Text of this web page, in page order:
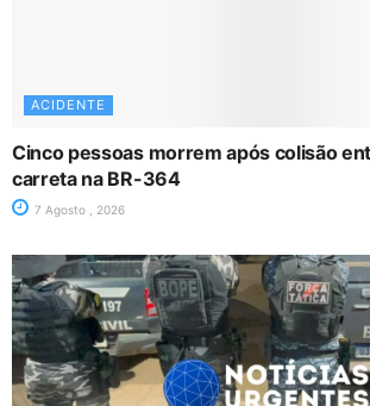
ACIDENTE
Cinco pessoas morrem após colisão
carreta na BR-364
7 Agosto , 2026